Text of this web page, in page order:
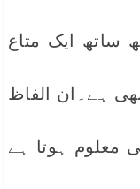
ساتھ ایک متاع
ہے۔ان الفاظ
معلوم ہوتا ہے